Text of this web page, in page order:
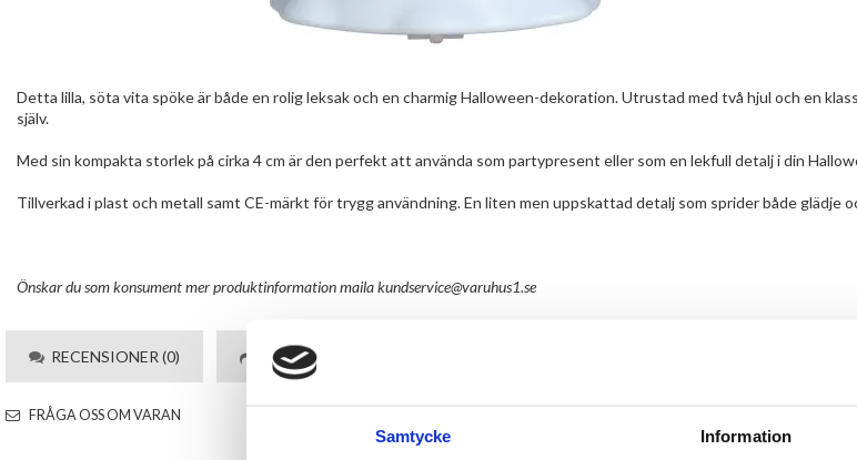
Samtycke Information
Detta lilla, söta vita spöke är både en rolig leksak och en charmig Halloween-dekoration. Utrustad med två hjul och en
själv.
Med sin kompakta storlek på cirka 4 cm är den perfekt att använda som partypresent eller som en lekfull detalj i din
Tillverkad i plast och metall samt CE-märkt för trygg användning. En liten men uppskattad detalj som sprider både glädje
Önskar du som konsument mer produktinformation mailakundservice@varuhus1.se
RECENSIONER (0) TIPSA
FRÅGA OSS OM VARAN